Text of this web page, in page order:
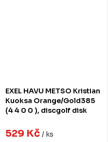
EXEL HAVU METSO Kristian
Kuoksa Orange/Gold385
(4 4 0 0 ), discgolf disk
529 Kč / ks